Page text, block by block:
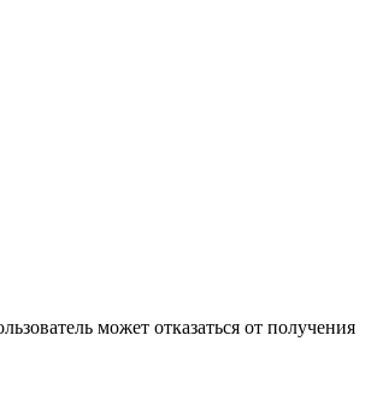
может отказаться от получения